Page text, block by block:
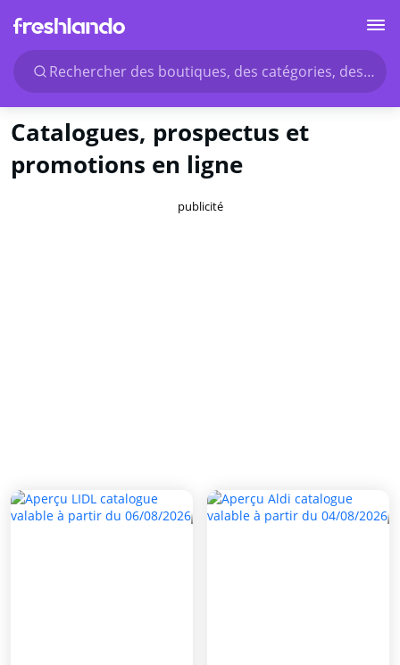
Rechercher des boutiques, des catégories, des
Catalogues, prospectus et
promotions en ligne
publicité